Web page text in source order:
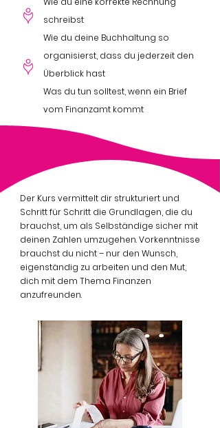
schreibst
Wie du deine Buchhaltung so
organisierst, dass du jederzeit den
Überblick hast
Was du tun solltest, wenn ein Brief
vom Finanzamt kommt
Der Kurs vermittelt dir strukturiert und
Schritt für Schritt die Grundlagen, die du
brauchst, um als Selbständige sicher mit
deinen Zahlen umzugehen. Vorkenntnisse
brauchst du nicht – nur den Wunsch,
eigenständig zu arbeiten und den Mut,
dich mit dem Thema Finanzen
anzufreunden.